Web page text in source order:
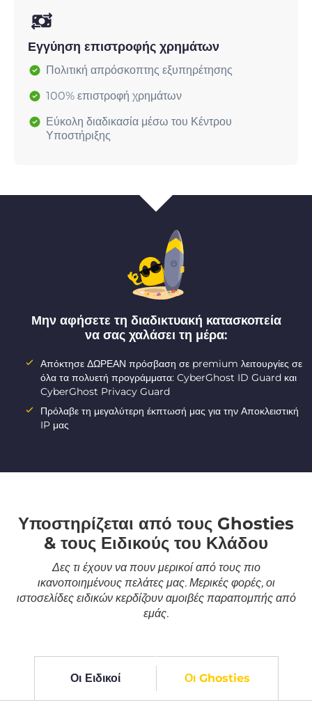
Εγγύηση επιστροφής χρημάτων
Πολιτική απρόσκοπτης εξυπηρέτησης
100% επιστροφή χρημάτων
Εύκολη διαδικασία μέσω του Κέντρου
Υποστήριξης
Μην αφήσετε τη διαδικτυακή κατασκοπεία
να σας χαλάσει τη μέρα:
Απόκτησε ΔΩΡΕΑΝ πρόσβαση σε premium λειτουργίες σε
όλα τα πολυετή προγράμματα: CyberGhost ID Guard και
CyberGhost Privacy Guard
Πρόλαβε τη μεγαλύτερη έκπτωσή μας για την Αποκλειστική
IP μας
Υποστηρίζεται από τους Ghosties
& τους Ειδικούς του Κλάδου
Δες τι έχουν να πουν μερικοί από τους πιο
ικανοποιημένους πελάτες μας. Μερικές φορές, οι
ιστοσελίδες ειδικών κερδίζουν αμοιβές παραπομπής από
εμάς.
Οι Ειδικοί Οι Ghosties